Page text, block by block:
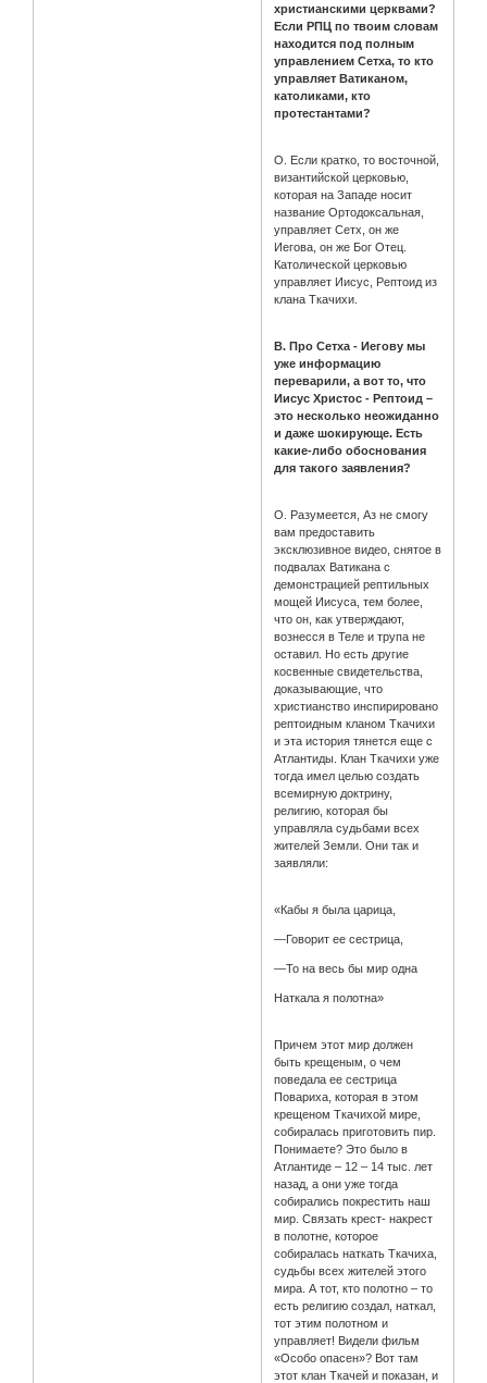
христианскими церквами?
Если РПЦ по твоим словам
находится под полным
управлением Сетха, то кто
управляет Ватиканом,
католиками, кто
протестантами?
О. Если кратко, то восточной,
византийской церковью,
которая на Западе носит
название Ортодоксальная,
управляет Сетх, он же
Иегова, он же Бог Отец.
Католической церковью
управляет Иисус, Рептоид из
клана Ткачихи.
В. Про Сетха - Иегову мы
уже информацию
переварили, а вот то, что
Иисус Христос - Рептоид –
это несколько неожиданно
и даже шокирующе. Есть
какие-либо обоснования
для такого заявления?
О. Разумеется, Аз не смогу
вам предоставить
эксклюзивное видео, снятое в
подвалах Ватикана с
демонстрацией рептильных
мощей Иисуса, тем более,
что он, как утверждают,
вознесся в Теле и трупа не
оставил. Но есть другие
косвенные свидетельства,
доказывающие, что
христианство инспирировано
рептоидным кланом Ткачихи
и эта история тянется еще с
Атлантиды. Клан Ткачихи уже
тогда имел целью создать
всемирную доктрину,
религию, которая бы
управляла судьбами всех
жителей Земли. Они так и
заявляли:
«Кабы я была царица,
—Говорит ее сестрица,
—То на весь бы мир одна
Наткала я полотна»
Причем этот мир должен
быть крещеным, о чем
поведала ее сестрица
Повариха, которая в этом
крещеном Ткачихой мире,
собиралась приготовить пир.
Понимаете? Это было в
Атлантиде – 12 – 14 тыс. лет
назад, а они уже тогда
собирались покрестить наш
мир. Связать крест- накрест
в полотне, которое
собиралась наткать Ткачиха,
судьбы всех жителей этого
мира. А тот, кто полотно – то
есть религию создал, наткал,
тот этим полотном и
управляет! Видели фильм
«Особо опасен»? Вот там
этот клан Ткачей и показан, и